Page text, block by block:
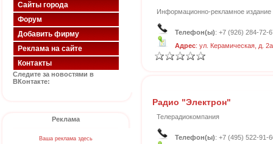
Сайты города
Форум
Добавить фирму
Реклама на сайте
Контакты
Следите за новостями в
ВКонтакте:
Реклама
Ваша реклама здесь
Информационно-рекламное издание
Телефон(ы): +7 (926) 284-72-
Адрес: ул. Керамическая, д.
Радио "Электрон"
Телерадиокомпания
Телефон(ы): +7 (495) 522-91-